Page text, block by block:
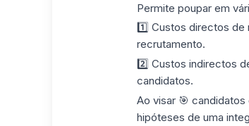
Permite poupar em
1️⃣ Custos directos de
recrutamento.
2️⃣ Custos indirectos
candidatos.
Ao visar 🎯
hipóteses de uma